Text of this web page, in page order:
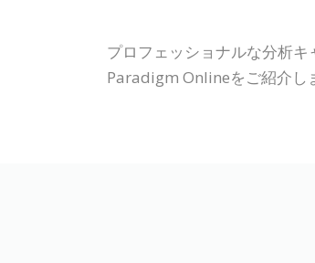
プロフェッショナルな分析
Paradigm Onlineをご紹介し